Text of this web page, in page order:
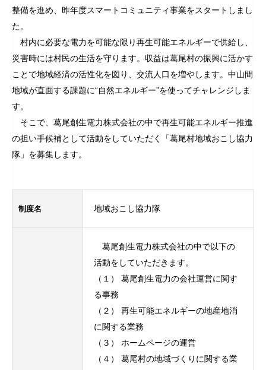
整備を進め、昨年度スマートコミュニティ事業をスタートしまし
た。
村内に必要な電力を可能な限り再生可能エネルギーで供給し、
災害時には村民の生活を守ります。収益は葛尾村の振興に活かす
ことで地域経済の活性化を図り、交流人口を増やします。中山間
地域が直面する課題に“自然エネルギー”を使ってチャレンジしま
す。
そこで、葛尾創生電力株式会社の中で再生可能エネルギー推進
の担い手候補として活動をしていただく「葛尾村地域おこし協力
隊」を募集します。
制度名 地域おこし協力隊
葛尾創生電力株式会社の中で以下の
活動をしていただきます。
（１） 葛尾創生電力の会社運営に関す
る事務
（２） 再生可能エネルギーの地産地消
に関する業務
（３） ホームページの運営
（４） 葛尾村の地域づくりに関する業